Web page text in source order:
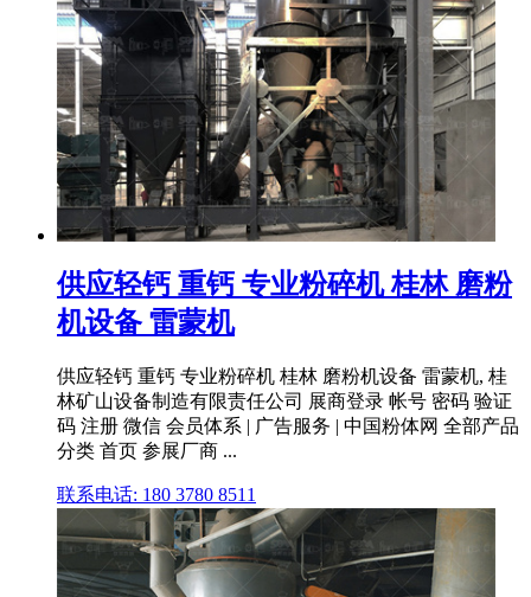
供应轻钙 重钙 专业粉碎机 桂林 磨粉
机设备 雷蒙机
供应轻钙 重钙 专业粉碎机 桂林 磨粉机设备 雷蒙机, 桂
林矿山设备制造有限责任公司 展商登录 帐号 密码 验证
码 注册 微信 会员体系 | 广告服务 | 中国粉体网 全部产品
分类 首页 参展厂商 ...
联系电话: 180 3780 8511